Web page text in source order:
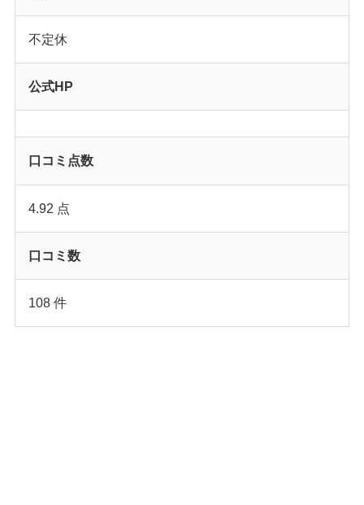
不定休
公式HP
口コミ点数
4.92 点
口コミ数
108 件